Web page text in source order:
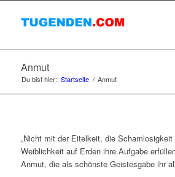
Anmut
Du bist hier: Startseite / Anmut
„Nicht mit der Eitelkeit, die
Weiblichkeit auf Erden ihre Aufgabe
Anmut, die als schönste Geistesgabe ihr